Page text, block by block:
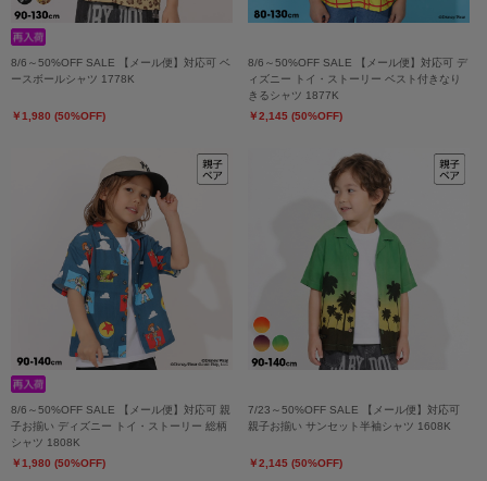
8/6～50%OFF SALE 【メール便】対応可 ベ
ースボールシャツ 1778K
￥1,980 (50%OFF)
8/6～50%OFF SALE 【メール便】対応可 デ
ィズニー トイ・ストーリー ベスト付きなり
きるシャツ 1877K
￥2,145 (50%OFF)
8/6～50%OFF SALE 【メール便】対応可 親
子お揃い ディズニー トイ・ストーリー 総柄
シャツ 1808K
￥1,980 (50%OFF)
7/23～50%OFF SALE 【メール便】対応可
親子お揃い サンセット半袖シャツ 1608K
￥2,145 (50%OFF)